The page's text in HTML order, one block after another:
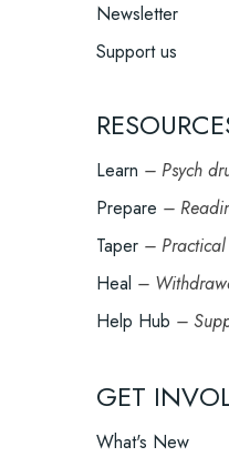
Newsletter
Support us
Learn – Psych
Prepare –
Taper – Practical
Heal –
Help Hub –
GET
What's New